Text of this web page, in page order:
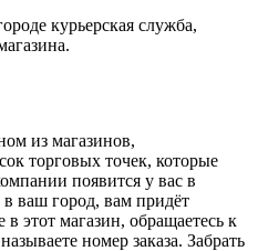
курьерская служба,
из магазинов,
торговых точек, которые
появится у вас в
в ваш город, вам придёт
этот магазин, обращаетесь к
номер заказа. Забрать